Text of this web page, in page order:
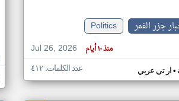
جزر القمر
Politics
Jul 26, 2026
منذ ١٠ أيام
ار تي عربي• عدد الكلمات: ٤١٢